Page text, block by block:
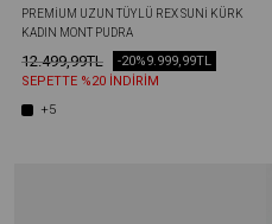
PREMIUM UZUN TÜYLÜ REX SUNI KÜRK
KADIN MONT PUDRA
12.499,99TL 9.999,99TL
-20%
SEPETTE %20 İNDİRİM
+5